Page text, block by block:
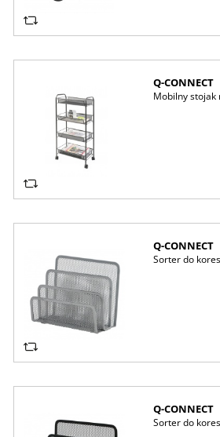
Q-CONNECT
Mobilny stojak
Q-CONNECT
Sorter do
Q-CONNECT
Sorter do